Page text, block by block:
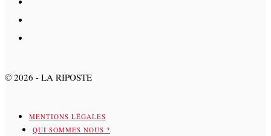
© 2026 - LA RIPOSTE
MENTIONS LÉGALES
QUI SOMMES NOUS ?